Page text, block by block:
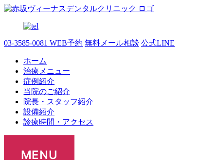
03-3585-0081 WEB予約 無料メール相談 公式LINE
ホーム
治療メニュー
症例紹介
当院のご紹介
院長・スタッフ紹介
設備紹介
診療時間・アクセス
MENU